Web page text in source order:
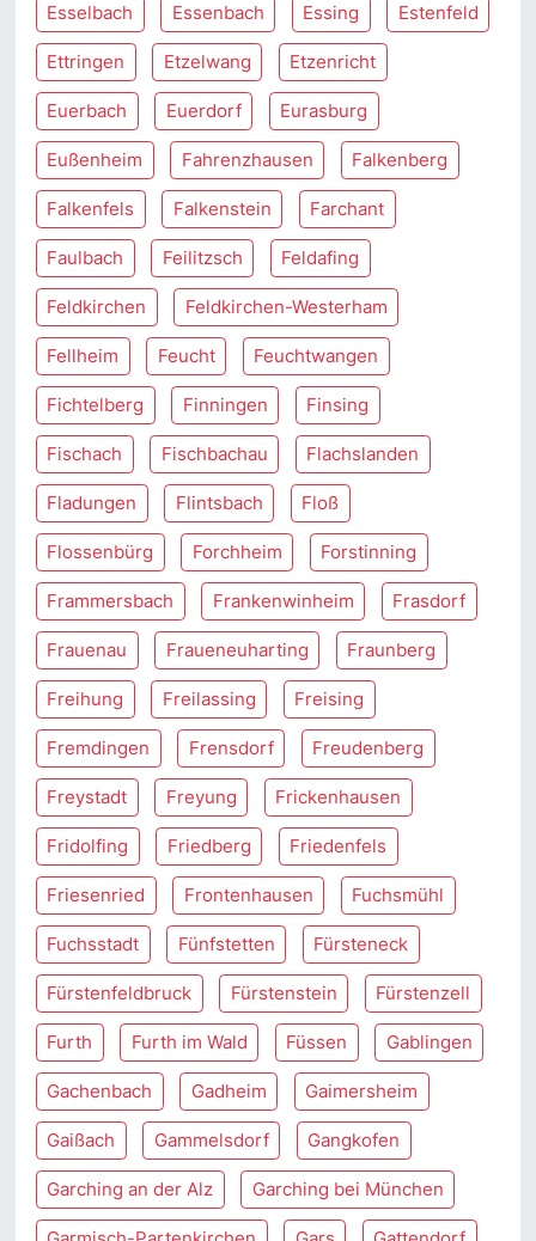
Esselbach Essenbach Essing Estenfeld
Ettringen Etzelwang Etzenricht
Euerbach Euerdorf Eurasburg
Eußenheim Fahrenzhausen Falkenberg
Falkenfels Falkenstein Farchant
Faulbach Feilitzsch Feldafing
Feldkirchen Feldkirchen-Westerham
Fellheim Feucht Feuchtwangen
Fichtelberg Finningen Finsing
Fischach Fischbachau Flachslanden
Fladungen Flintsbach Floß
Flossenbürg Forchheim Forstinning
Frammersbach Frankenwinheim Frasdorf
Frauenau Fraueneuharting Fraunberg
Freihung Freilassing Freising
Fremdingen Frensdorf Freudenberg
Freystadt Freyung Frickenhausen
Fridolfing Friedberg Friedenfels
Friesenried Frontenhausen Fuchsmühl
Fuchsstadt Fünfstetten Fürsteneck
Fürstenfeldbruck Fürstenstein Fürstenzell
Furth Furth im Wald Füssen Gablingen
Gachenbach Gadheim Gaimersheim
Gaißach Gammelsdorf Gangkofen
Garching an der Alz Garching bei München